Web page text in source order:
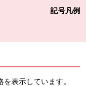
記号凡例
表示しています。